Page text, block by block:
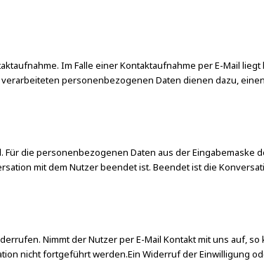
Im Falle einer Kontaktaufnahme per E-Mail liegt
personenbezogenen Daten dienen dazu,
die personenbezogenen Daten aus der Eingabemaske
mit dem Nutzer beendet ist. Beendet ist die
Nimmt der Nutzer per E-Mail Kontakt mit uns auf, so
nicht fortgeführt werden.Ein Widerruf der Einwilligung